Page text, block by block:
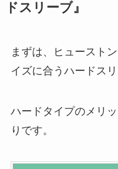
ドスリーブ』
まずは、ヒュースト
イズに合うハードス
ハードタイプのメリ
りです。